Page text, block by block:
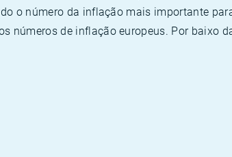
o número da inflação mais importante
números de inflação europeus. Por baixo